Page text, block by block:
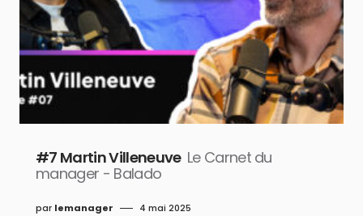
#7 Martin Villeneuve Le Carnet du
manager - Balado
par lemanager 4 mai 2025